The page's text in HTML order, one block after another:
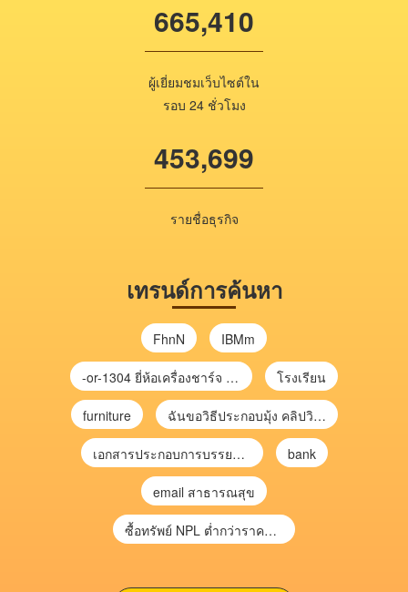
665,410
ผู้เยี่ยมชมเว็บไซต์ใน
รอบ 24 ชั่วโมง
453,699
รายชื่อธุรกิจ
เทรนด์การค้นหา
FhnN IBMm
-or-1304 ยี่ห้อเครื่องชาร์จ chargecore โรงเรียน
furniture ฉันขอวิธีประกอบมุ้ง คลิปวิดีโอ การประกอบมุ้ง
เอกสารประกอบการบรรยาย การประเมินความเสี่ยงเพื่อวางแผนการตรวจสอบ \ bank
email สาธารณสุข
ซื้อทรัพย์ NPL ต่ำกว่าราคาตลาด 30-70% แบบไม่ต้องไปประมูล”